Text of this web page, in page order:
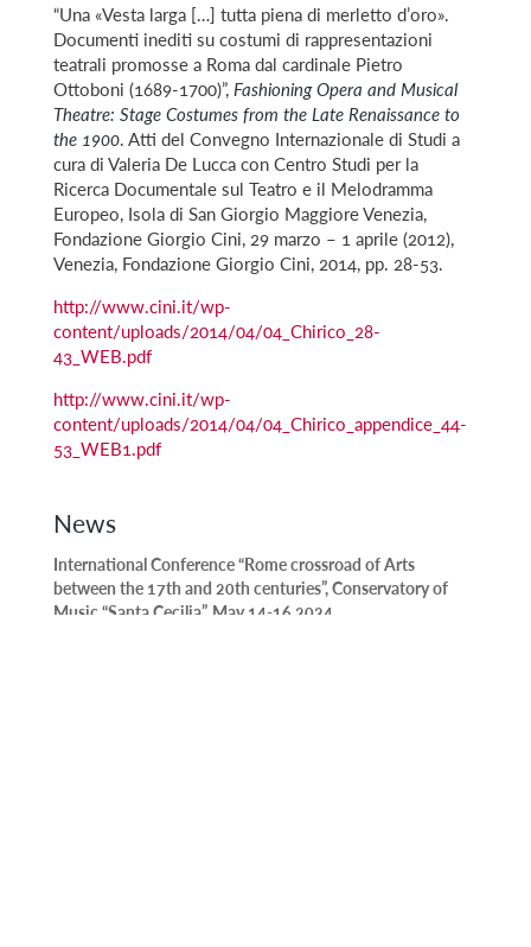
“Una «Vesta larga […] tutta piena di merletto d’oro».
Documenti inediti su costumi di rappresentazioni
teatrali promosse a Roma dal cardinale Pietro
Ottoboni (1689-1700)”, Fashioning Opera and Musical
Theatre: Stage Costumes from the Late Renaissance to
the 1900. Atti del Convegno Internazionale di Studi a
cura di Valeria De Lucca con Centro Studi per la
Ricerca Documentale sul Teatro e il Melodramma
Europeo, Isola di San Giorgio Maggiore Venezia,
Fondazione Giorgio Cini, 29 marzo – 1 aprile (2012),
Venezia, Fondazione Giorgio Cini, 2014, pp. 28-53.
http://www.cini.it/wp-
content/uploads/2014/04/04_Chirico_28-
43_WEB.pdf
http://www.cini.it/wp-
content/uploads/2014/04/04_Chirico_appendice_44-
53_WEB1.pdf
News
International Conference “Rome crossroad of Arts
between the 17th and 20th centuries”, Conservatory of
Music “Santa Cecilia”, May 14-16 2024